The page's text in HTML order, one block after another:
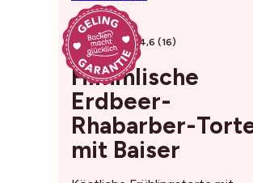
55min 4,6 (16)
Himmlische
Erdbeer-
Rhabarber-
mit Baiser